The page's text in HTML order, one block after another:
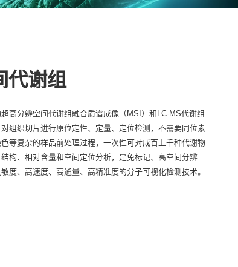
代谢组
高分辨空间代谢组融合质谱成像（MSI）和LC-MS代谢组
组织切片进行原位定性、定量、定位检测，不需要同位素
等复杂的样品前处理过程，一次性可对成百上千种代谢物
构、相对含量和空间定位分析，是免标记、高空间分辨
度、高速度、高通量、高精准度的分子可视化检测技术。